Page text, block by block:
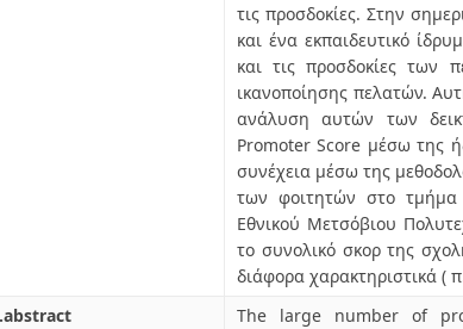
τις προσδοκίες. Στην
και ένα εκπαιδευτικό
και τις προσδοκίες των
ικανοποίησης πελατών.
ανάλυση αυτών των
Promoter Score μέσω της
συνέχεια μέσω της
των φοιτητών στο
Εθνικού Μετσόβιου
το συνολικό σκορ της
διάφορα χαρακτηριστικά (
The large number of